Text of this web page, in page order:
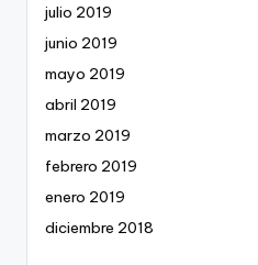
julio 2019
junio 2019
mayo 2019
abril 2019
marzo 2019
febrero 2019
enero 2019
diciembre 2018